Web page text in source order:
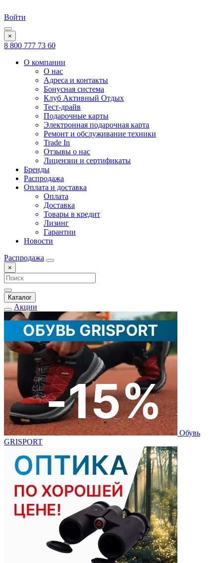
Войти
×
8 800 777 73 60
О компании
О нас
Адреса и контакты
Бонусная система
Клуб Активный Отдых
Тест-драйв
Подарочные карты
Электронная подарочная карта
Ремонт и обслуживание техники
Trade In
Отзывы о нас
Лицензии и сертификаты
Бренды
Распродажа
Оплата и доставка
Оплата
Доставка
Товары в кредит
Лизинг
Гарантии
Новости
Распродажа
×
Каталог
Акции
Обувь
GRISPORT